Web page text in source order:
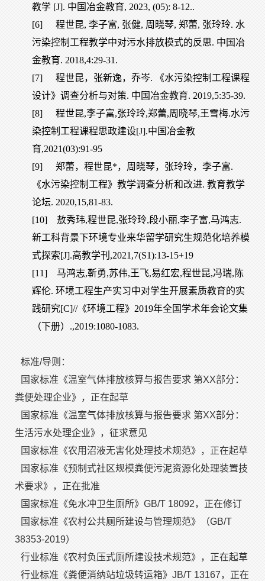
教学 [J]. 中国冶金教育, 2023, (05): 8-12..
[6]
程世昆, 李子富, 张健, 周晓琴, 郑蕾, 张玲玲. 水
污染控制工程教学中对污水排放模式的反思. 中国冶
金教育. 2018,4:29-31.
[7]
程世昆，张新逸，乔岑. 《水污染控制工程课程
设计》调查分析与对策. 中国冶金教育. 2019,5:35-39.
[8]
程世昆,李子富,张玲玲,郑蕾,周晓琴,王雪梅.水污
染控制工程课程思政建设[J].中国冶金教
育,2021(03):91-95
[9]
郑蕾，程世昆*，周晓琴，张玲玲，李子富.
《水污染控制工程》教学调查分析和改进. 教育教学
论坛. 2020,15,81-83.
[10]
敖秀玮,程世昆,张玲玲,段小丽,李子富,马鸿志.
新工科背景下环境专业来华留学研究生规范化培养模
式探索[J].高教学刊,2021,7(S1):13-15+19
[11]
马鸿志,靳勇,苏伟,王飞,易红宏,程世昆,冯瑞,陈
辉伦. 环境工程生产实习中对学生开展素质教育的实
践研究[C]//《环境工程》2019年全国学术年会论文集
（下册）.,2019:1080-1083.
标准/导则：
国家标准《温室气体排放核算与报告要求 第XX部分：
粪便处理企业》，正在起草
国家标准《温室气体排放核算与报告要求 第XX部分：
生活污水处理企业》，征求意见
国家标准《农用沼液无害化处理技术规范》，正在起草
国家标准《预制式社区规模粪便污泥资源化处理装置技
术要求》，正在批准
国家标准《免水冲卫生厕所》GB/T 18092，正在修订
国家标准《农村公共厕所建设与管理规范》（GB/T
38353-2019）
行业标准《农村负压式厕所建设技术规范》，正在起草
行业标准《粪便消纳站垃圾转运箱》JB/T 13167，正在